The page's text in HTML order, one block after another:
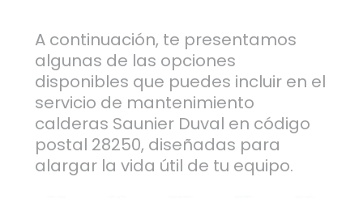
A continuación, te presentamos
algunas de las opciones
disponibles que puedes incluir en el
servicio de mantenimiento
calderas Saunier Duval en código
postal 28250, diseñadas para
alargar la vida útil de tu equipo.